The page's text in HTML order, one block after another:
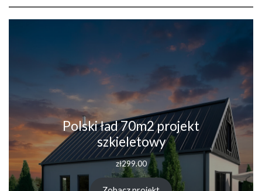
Polski ład 70m2 projekt
szkieletowy
zł299.00